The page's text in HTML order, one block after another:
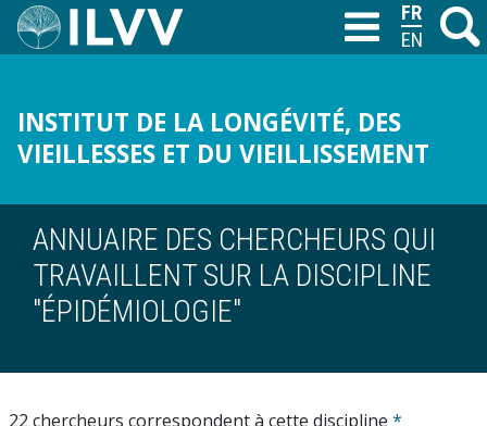
Aller
au
M
INSTITUT DE LA LONGÉVITÉ, DES
VIEILLESSES ET DU VIEILLISSEMENT
T
ANNUAIRE DES CHERCHEURS QUI
TRAVAILLENT SUR LA DISCIPLINE
"ÉPIDÉMIOLOGIE"
22 chercheurs correspondent à cette discipline *
FRANÇAIS
ENGLISH